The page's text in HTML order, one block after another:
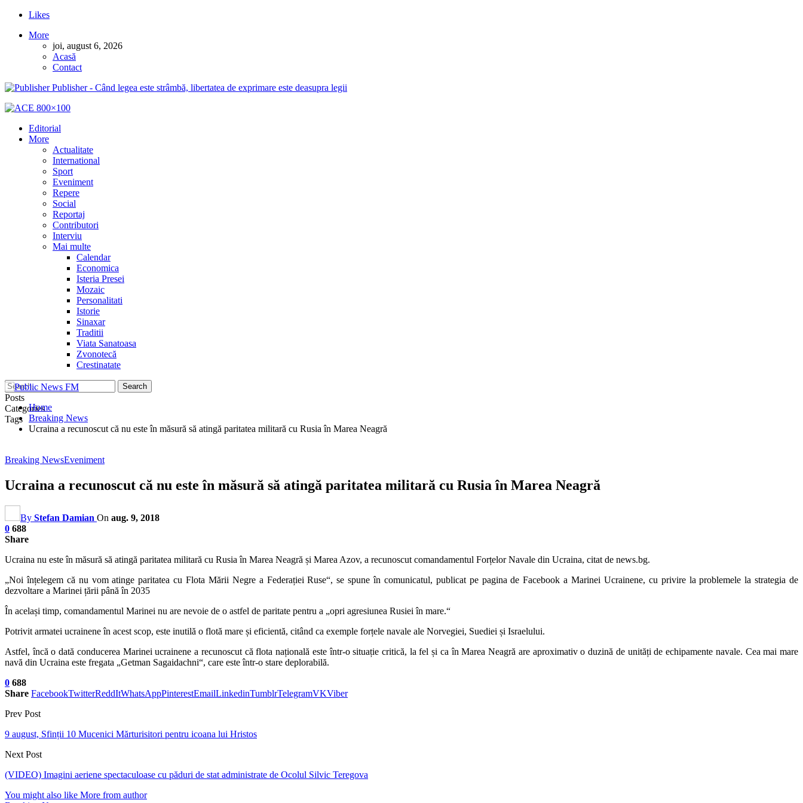
Likes
More
joi, august 6, 2026
Acasă
Contact
Publisher - Când legea este strâmbă, libertatea de exprimare este deasupra legii
Editorial
More
Actualitate
International
Sport
Eveniment
Repere
Social
Reportaj
Contributori
Interviu
Mai multe
Calendar
Economica
Isteria Presei
Mozaic
Personalitati
Istorie
Sinaxar
Traditii
Viata Sanatoasa
Zvonotecă
Crestinatate
Posts
Categories
Tags
Home
Breaking News
Ucraina a recunoscut că nu este în măsură să atingă paritatea militară cu Rusia în Marea Neagră
Breaking NewsEveniment
Ucraina a recunoscut că nu este în măsură să atingă paritatea militară cu Rusia în Marea Neagră
By Stefan Damian On aug. 9, 2018
0 688
Share
Ucraina nu este în măsură să atingă paritatea militară cu Rusia în Marea Neagră și Marea Azov, a recunoscut comandamentul Forțelor Navale din Ucraina, citat de news.bg.
„Noi înțelegem că nu vom atinge paritatea cu Flota Mării Negre a Federației Ruse“, se spune în comunicatul, publicat pe pagina de Facebook a Marinei Ucrainene, cu privire la problemele la strategia de
dezvoltare a Marinei țării până în 2035
În același timp, comandamentul Marinei nu are nevoie de o astfel de paritate pentru a „opri agresiunea Rusiei în mare.“
Potrivit armatei ucrainene în acest scop, este inutilă o flotă mare și eficientă, citând ca exemple forțele navale ale Norvegiei, Suediei și Israelului.
Astfel, încă o dată conducerea Marinei ucrainene a recunoscut că flota națională este într-o situație critică, la fel și ca în Marea Neagră are aproximativ o duzină de unități de echipamente navale. Cea mai mare
navă din Ucraina este fregata „Getman Sagaidachni“, care este într-o stare deplorabilă.
0 688
Share FacebookTwitterReddItWhatsAppPinterestEmailLinkedinTumblrTelegramVKViber
Prev Post
9 august, Sfinții 10 Mucenici Mărturisitori pentru icoana lui Hristos
Next Post
(VIDEO) Imagini aeriene spectaculoase cu păduri de stat administrate de Ocolul Silvic Teregova
You might also like More from author